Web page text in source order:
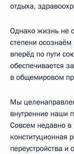
отдыха,
Однако жизнь не
степени
вперёд по пути
обеспечивается
в общемировом
Мы
внутренние наши
Совсем недавно
переустройства и